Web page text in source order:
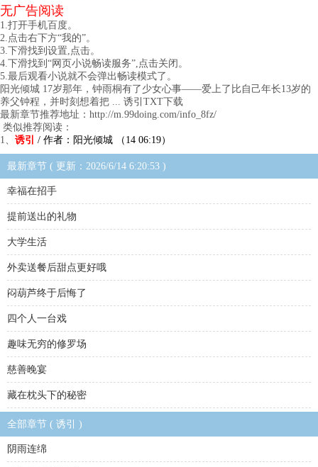
无广告阅读
1.打开手机百度。
2.点击右下方“我的”。
3.下滑找到设置,点击。
4.下滑找到“网页小说畅读服务”,点击关闭。
5.最后观看小说就不会弹出畅读模式了。
阳光倾城 17岁那年，钟雨桐有了少女心事——爱上了比自己年长13岁的
养父钟程，并时刻想着把 ... 诱引TXT下载
最新章节推荐地址：http://m.99doing.com/info_8fz/
类似推荐阅读：
1、 诱引 / 作者：阳光倾城 （14 06:19）
最新章节 ( 更新：2026/6/14 6:20:53 )
幸福在招手
提前送出的礼物
大学生活
外卖送餐后甜点更好哦
闷葫芦终于后悔了
四个人一台戏
趣味无穷的修罗场
慈善晚宴
藏在枕头下的秘密
全部章节 ( 诱引 )
阴雨连绵